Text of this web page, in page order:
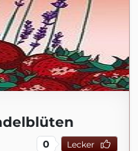
0 Lecker